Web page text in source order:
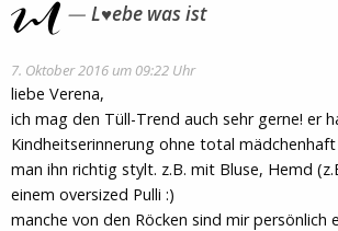
L♥ebe was ist
7. Oktober 2016 um 09:22 Uhr
liebe Verena,
ich mag den Tüll-Trend auch sehr gerne! er
Kindheitserinnerung ohne total mädchenhaft
man ihn richtig stylt. z.B. mit Bluse, Hemd
einem oversized Pulli :)
manche von den Röcken sind mir persönlich